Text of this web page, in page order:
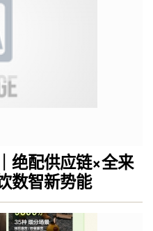
绝配供应链×全来
数智新势能